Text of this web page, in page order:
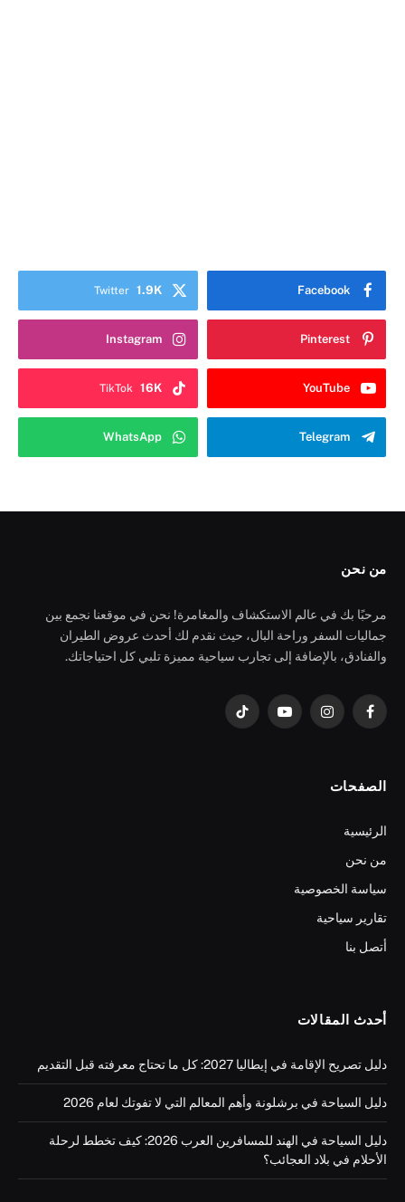
Facebook
Twitter 1.9K
Pinterest
Instagram
YouTube
TikTok 16K
Telegram
WhatsApp
من نحن
مرحبًا بك في عالم الاستكشاف والمغامرة! نحن في موقعنا نجمع بين
جماليات السفر وراحة البال، حيث نقدم لك أحدث عروض الطيران
والفنادق، بالإضافة إلى تجارب سياحية مميزة تلبي كل احتياجاتك.
فيسبوكالانستغراميوتيوب تيكتوك
الصفحات
الرئيسية
من نحن
سياسة الخصوصية
تقارير سياحية
أتصل بنا
أحدث المقالات
دليل تصريح الإقامة في إيطاليا 2027: كل ما تحتاج معرفته قبل التقديم
دليل السياحة في برشلونة وأهم المعالم التي لا تفوتك لعام 2026
دليل السياحة في الهند للمسافرين العرب 2026: كيف تخطط لرحلة
الأحلام في بلاد العجائب؟